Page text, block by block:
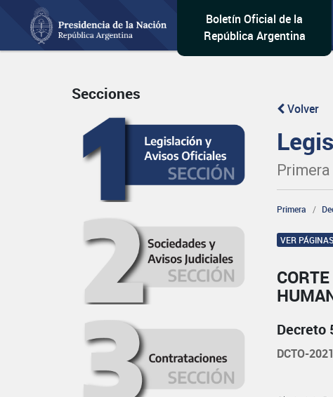
Boletín Oficial de la
República Argentina
Secciones
Volver
Primera
VER
Decreto
DCTO-